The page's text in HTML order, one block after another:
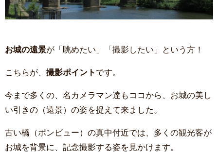
お城の遠景が「眺めたい」「撮影したい」という方！
こちらが、 撮影ポイント です。
今まで多くの、名カメラマン達もココから、お城の美し
い引きの（遠景）の姿を捉えて来ました。
古い橋（ポンビュー）の真中付近では、多くの観光客が
お城を背景に、記念撮影する姿を見かけます。